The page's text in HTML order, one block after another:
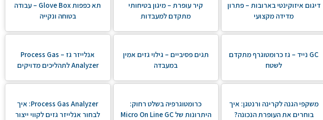
דיגום איזוקינטי בארובות – פתרון
מדידה מקצועי
קיר עופרת – מיגון בטיחותי
מתקדם למעבדות
תא כפפות Glove Box – עבודה
בטוחה ונקייה
GC נייד – גז כרומטוגרף מתקדם
לשטח
תגים פסיביים – גילוי גזים אמין
במעבדה
אנלייזר גז – Process Gas
Analyzer לתהליכים מדויקים
משקפי הגנה לקרינה ורנטגן: איך
בוחרים את העופרת הנכונה?
כרומטוגרפיה בשלט רחוק:
היתרונות של Micro On Line GC
Process Gas Analyzer: איך
לבחור אנלייזר גזים לקווי ייצור